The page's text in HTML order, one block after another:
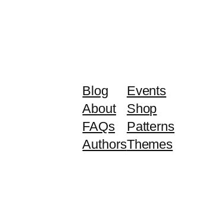
Blog
About
FAQs
Authors
Events
Shop
Patterns
Themes